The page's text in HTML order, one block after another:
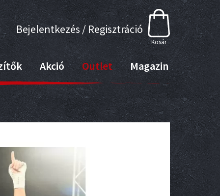
Bejelentkezés / Regisztráció
Kosár
Akció Outlet Magazin